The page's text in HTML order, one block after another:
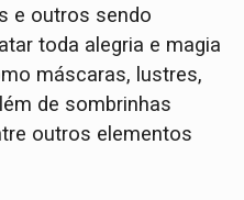
e outros sendo
toda alegria e magia
máscaras, lustres,
de sombrinhas
outros elementos